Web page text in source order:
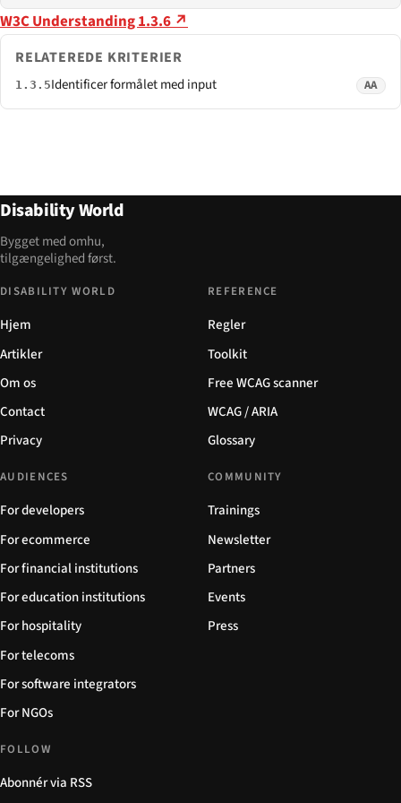
W3C Understanding 1.3.6 ↗
RELATEREDE KRITERIER
1.3.5Identificer formålet med input AA
Disability World
Bygget med omhu,
tilgængelighed først.
DISABILITY WORLD
Hjem
Artikler
Om os
Contact
Privacy
REFERENCE
Regler
Toolkit
Free WCAG scanner
WCAG / ARIA
Glossary
AUDIENCES
For developers
For ecommerce
For financial institutions
For education institutions
For hospitality
For telecoms
For software integrators
For NGOs
COMMUNITY
Trainings
Newsletter
Partners
Events
Press
FOLLOW
Abonnér via RSS